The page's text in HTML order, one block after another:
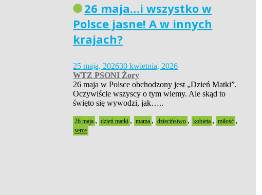
26 maja…i wszystko w
Polsce jasne! A w innych
krajach?
25 maja, 202630 kwietnia, 2026
WTZ PSONI Żory
26 maja w Polsce obchodzony jest „Dzień Matki”.
Oczywiście wszyscy o tym wiemy. Ale skąd to
święto się wywodzi, jak…..
26 maja , dzień matki , mama , dzieciństwo , kobieta , miłość ,
serce